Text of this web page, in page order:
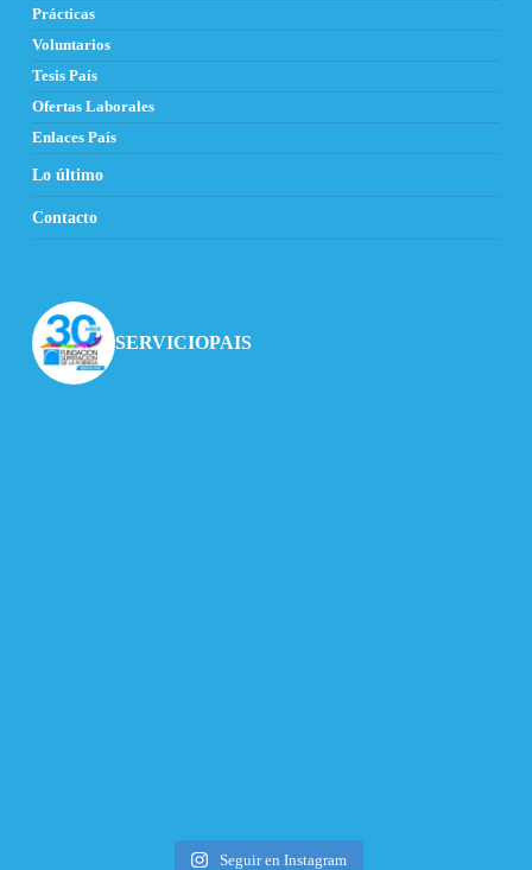
Prácticas
Voluntarios
Tesis País
Ofertas Laborales
Enlaces País
Lo último
Contacto
SERVICIOPAIS
Seguir en Instagram